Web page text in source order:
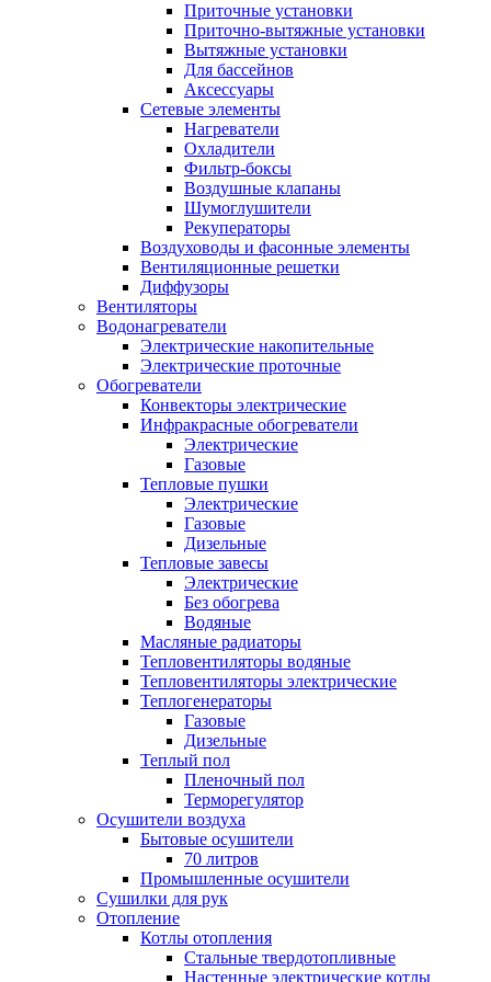
Приточные установки
Приточно-вытяжные установки
Вытяжные установки
Для бассейнов
Аксессуары
Сетевые элементы
Нагреватели
Охладители
Фильтр-боксы
Воздушные клапаны
Шумоглушители
Рекуператоры
Воздуховоды и фасонные элементы
Вентиляционные решетки
Диффузоры
Вентиляторы
Водонагреватели
Электрические накопительные
Электрические проточные
Обогреватели
Конвекторы электрические
Инфракрасные обогреватели
Электрические
Газовые
Тепловые пушки
Электрические
Газовые
Дизельные
Тепловые завесы
Электрические
Без обогрева
Водяные
Масляные радиаторы
Тепловентиляторы водяные
Тепловентиляторы электрические
Теплогенераторы
Газовые
Дизельные
Теплый пол
Пленочный пол
Терморегулятор
Осушители воздуха
Бытовые осушители
70 литров
Промышленные осушители
Сушилки для рук
Отопление
Котлы отопления
Стальные твердотопливные
Настенные электрические котлы